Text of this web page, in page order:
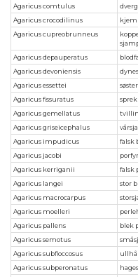
Agaricus comtulus
Agaricus crocodilinus
Agaricus cupreobrunneus
Agaricus depauperatus
Agaricus devoniensis
Agaricus essettei
Agaricus fissuratus
Agaricus gemellatus
Agaricus griseicephalus
Agaricus impudicus
falsk
Agaricus jacobi
Agaricus kerriganii
falsk
Agaricus langei
stor
Agaricus macrocarpus
Agaricus moelleri
Agaricus pallens
blek
Agaricus semotus
Agaricus subfloccosus
Agaricus subperonatus